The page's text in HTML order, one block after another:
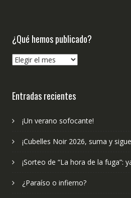
¿Qué hemos publicado?
¿Qué
Entradas recientes
¡Un verano sofocante!
¡Cubelles Noir 2026, suma y
¡Sorteo de “La hora de la fuga”:
¿Paraíso o infierno?